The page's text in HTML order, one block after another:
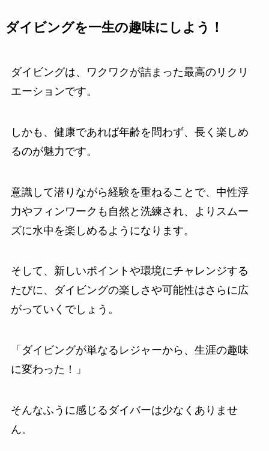
ダイビングを一生の趣味にしよう！
ダイビングは、ワクワクが詰まった最高のリクリ
エーションです。
しかも、健康であれば年齢を問わず、長く楽しめ
るのが魅力です。
意識して潜りながら経験を重ねることで、中性浮
力やフィンワークも自然と洗練され、よりスムー
ズに水中を楽しめるようになります。
そして、新しいポイントや環境にチャレンジする
たびに、ダイビングの楽しさや可能性はさらに広
がっていくでしょう。
「ダイビングが単なるレジャーから、生涯の趣味
に変わった！」
そんなふうに感じるダイバーは少なくありませ
ん。